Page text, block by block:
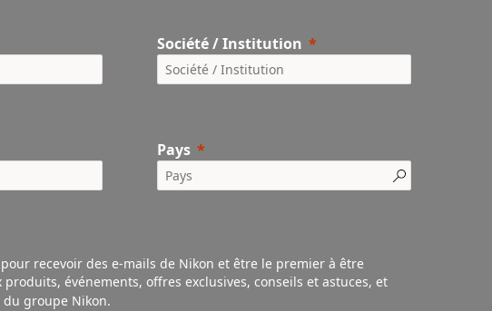
Société / Institution
Pays
recevoir des e-mails de Nikon et être le premier à être
produits,événements, offres exclusives, conseils et astuces, et
groupe Nikon.